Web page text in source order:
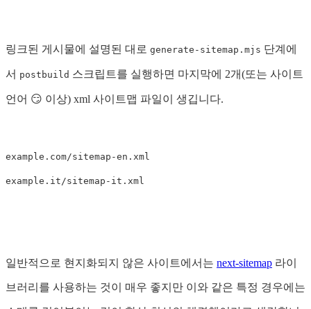
링크된 게시물에 설명된 대로 generate-sitemap.mjs 단계에
서 postbuild 스크립트를 실행하면 마지막에 2개(또는 사이트
언어 😏 이상) xml 사이트맵 파일이 생깁니다.
example.com/sitemap-en.xml
일반적으로 현지화되지 않은 사이트에서는 next-sitemap 라이
브러리를 사용하는 것이 매우 좋지만 이와 같은 특정 경우에는